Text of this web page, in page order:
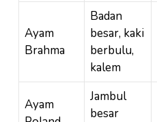
Ayam
Brahma
Badan
besar, kaki
berbulu,
kalem
Ayam
Jambul
besar